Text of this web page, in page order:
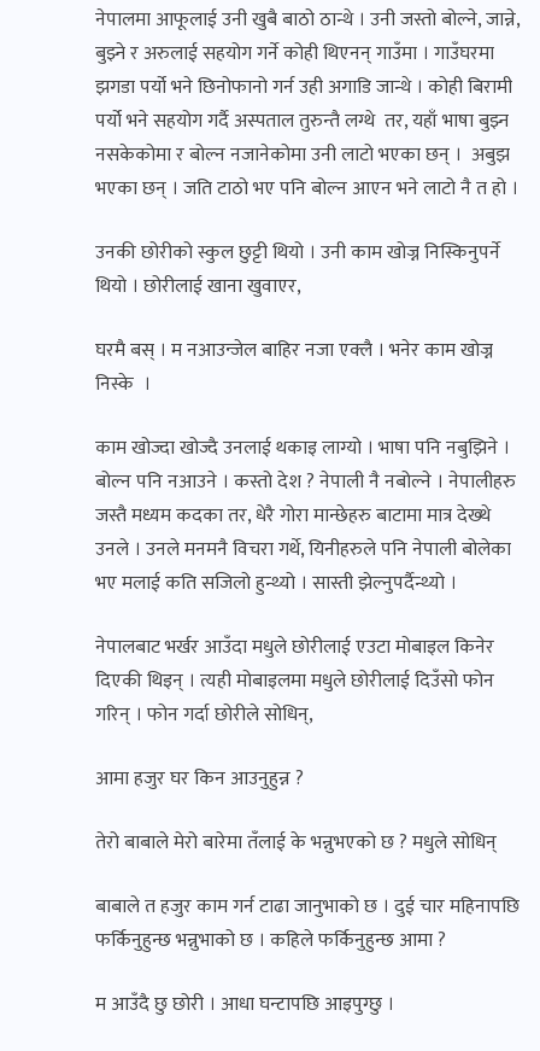
नेपालमा आफूलाई उनी खुबै बाठो ठान्थे । उनी जस्तो बोल्ने, जान्ने,
बुझ्ने र अरुलाई सहयोग गर्ने कोही थिएनन् गाउँमा । गाउँघरमा
झगडा पर्यो‍ भने छिनोफानो गर्न उही अगाडि जान्थे । कोही बिरामी
पर्यो‍ भने सहयोग गर्दै अस्पताल तुरुन्तै लग्थे तर, यहाँ भाषा बुझ्न
नसकेकोमा र बोल्न नजानेकोमा उनी लाटो भएका छन् । अबुझ
भएका छन् । जति टाठो भए पनि बोल्न आएन भने लाटो नै त हो ।
उनकी छोरीको स्कुल छुट्टी थियो । उनी काम खोज्न निस्किनुपर्ने
थियो । छोरीलाई खाना खुवाएर,
घरमै बस् । म नआउन्जेल बाहिर नजा एक्लै । भनेर काम खोज्न
निस्के ।
काम खोज्दा खोज्दै उनलाई थकाइ लाग्यो । भाषा पनि नबुझिने ।
बोल्न पनि नआउने । कस्तो देश ? नेपाली नै नबोल्ने । नेपालीहरु
जस्तै मध्यम कदका तर, धेरै गोरा मान्छेहरु बाटामा मात्र देख्थे
उनले । उनले मनमनै विचरा गर्थे, यिनीहरुले पनि नेपाली बोलेका
भए मलाई कति सजिलो हुन्थ्यो । सास्ती झेल्नुपर्दैन्थ्यो ।
नेपालबाट भर्खर आउँदा मधुले छोरीलाई एउटा मोबाइल किनेर
दिएकी थिइन् । त्यही मोबाइलमा मधुले छोरीलाई दिउँसो फोन
गरिन् । फोन गर्दा छोरीले सोधिन्,
आमा हजुर घर किन आउनुहुन्न ?
तेरो बाबाले मेरो बारेमा तँलाई के भन्नुभएको छ ? मधुले सोधिन्
बाबाले त हजुर काम गर्न टाढा जानुभाको छ । दुई चार महिनापछि
फर्किनुहुन्छ भन्नुभाको छ । कहिले फर्किनुहुन्छ आमा ?
म आउँदै छु छोरी । आधा घन्टापछि आइपुग्छु ।